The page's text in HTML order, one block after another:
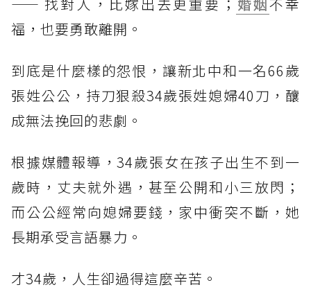
—— 找對人，比嫁出去更重要； 婚姻不幸
福，也要勇敢離開。
到底是什麼樣的怨恨，讓新北中和一名66歲
張姓公公，持刀狠殺34歲張姓媳婦40刀，釀
成無法挽回的悲劇。
根據媒體報導，34歲張女在孩子出生不到一
歲時，丈夫就外遇，甚至公開和小三放閃；
而公公經常向媳婦要錢，家中衝突不斷，她
長期承受言語暴力。
才34歲，人生卻過得這麼辛苦。